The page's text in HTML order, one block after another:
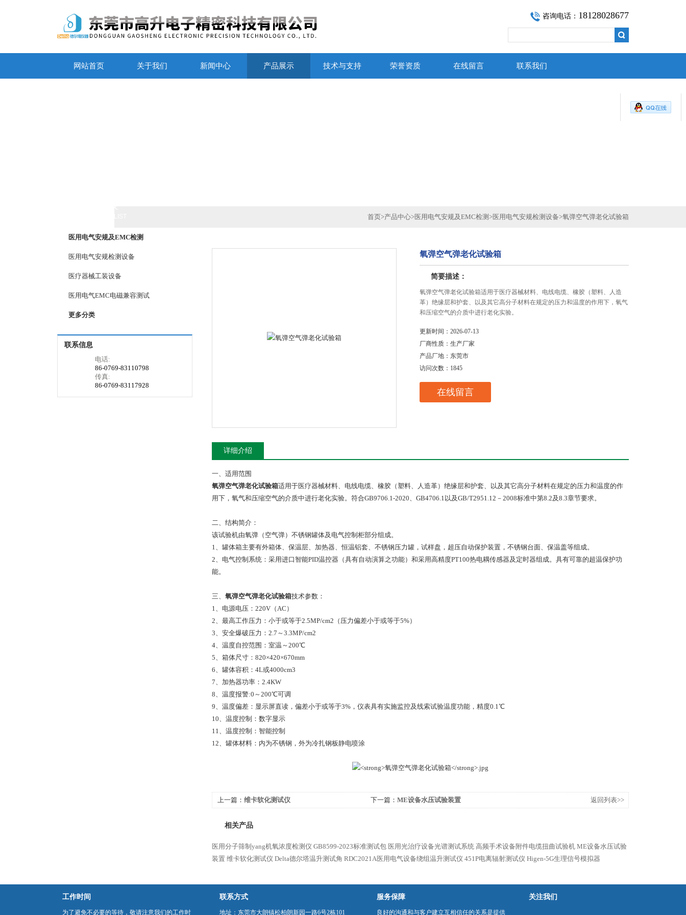
咨询电话： 18128028677
网站首页 关于我们 新闻中心 产品展示 技术与支持 荣誉资质 在线留言 联系我们
医用电气安规及EMC检测
医用电气安规检测设备
医疗器械工装设备
医用电气EMC电磁兼容测试
更多分类
联系信息
电话:
86-0769-83110798
传真:
86-0769-83117928
首页>产品中心>医用电气安规及EMC检测 >医用电气安规检测设备>氧弹空气弹老化试验箱
氧弹空气弹老化试验箱
简要描述：
氧弹空气弹老化试验箱适用于医疗器械材料、电线电缆、橡胶（塑料、人造
革）绝缘层和护套、以及其它高分子材料在规定的压力和温度的作用下，氧气
和压缩空气的介质中进行老化实验。
更新时间： 2026-07-13
厂商性质： 生产厂家
产品厂地： 东莞市
访问次数： 1845
在线留言
详细介绍
一、适用范围
氧弹空气弹老化试验箱适用于医疗器械材料、电线电缆、橡胶（塑料、人造革）绝缘层和护套、以及其它高分子材料在规定的压力和温度的作
用下，氧气和压缩空气的介质中进行老化实验。符合GB9706.1-2020、GB4706.1以及GB/T2951.12－2008标准中第8.2及8.3章节要求。
二、结构简介：
该试验机由氧弹（空气弹）不锈钢罐体及电气控制柜部分组成。
1、罐体箱主要有外箱体、保温层、加热器、恒温铝套、不锈钢压力罐，试样盘，超压自动保护装置，不锈钢台面、保温盖等组成。
2、电气控制系统：采用进口智能PID温控器（具有自动演算之功能）和采用高精度PT100热电耦传感器及定时器组成。具有可靠的超温保护功
能。
三、 氧弹空气弹老化试验箱技术参数：
1、电源电压：220V（AC）
2、最高工作压力：小于或等于2.5MP/cm2（压力偏差小于或等于5%）
3、安全爆破压力：2.7～3.3MP/cm2
4、温度自控范围：室温～200℃
5、箱体尺寸：820×420×670mm
6、罐体容积：4L或4000cm3
7、加热器功率：2.4KW
8、温度报警:0～200℃可调
9、温度偏差：显示屏直读，偏差小于或等于3%，仪表具有实施监控及线索试验温度功能，精度0.1℃
10、温度控制：数字显示
11、温度控制：智能控制
12、罐体材料：内为不锈钢，外为冷扎钢板静电喷涂
上一篇： 维卡软化测试仪 下一篇： ME设备水压试验装置 返回列表>>
相关产品
医用分子筛制yang机氧浓度检测仪 GB8599-2023标准测试包 医用光治疗设备光谱测试系统 高频手术设备附件电缆扭曲试验机 ME设备水压试验
装置 维卡软化测试仪 Delta德尔塔温升测试角 RDC2021A医用电气设备绕组温升测试仪 451P电离辐射测试仪 Higen-5G生理信号模拟器
工作时间
为了避免不必要的等待，敬请注意我们的工作时
联系方式
地址：东莞市大朗镇松柏朗新园一路6号2栋101
服务保障
良好的沟通和与客户建立互相信任的关系是提供
关注我们